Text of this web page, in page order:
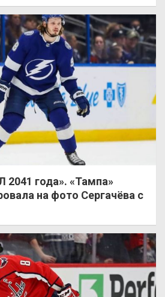
2041 года». «Тампа»
на фото Сергачёва с